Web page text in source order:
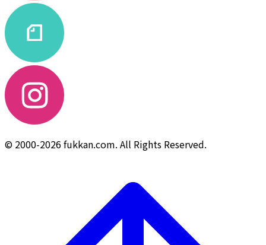
© 2000-2026 fukkan.com. All Rights Reserved.